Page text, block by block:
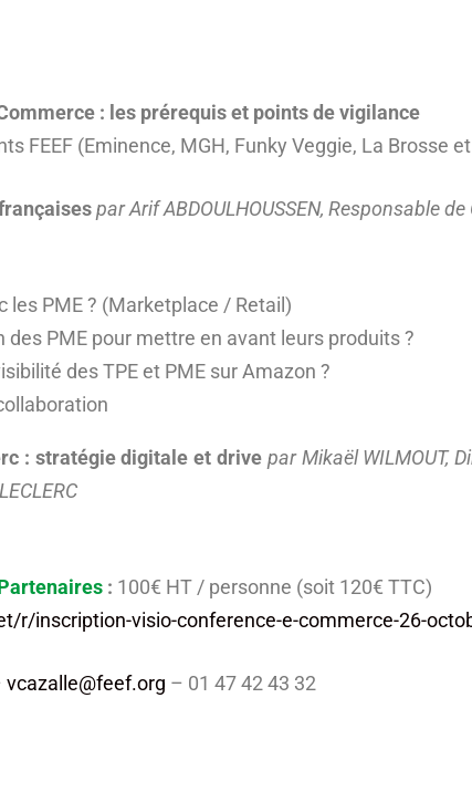
: les prérequis et points de vigilance
FEEF (Eminence, MGH, Funky Veggie, La Brosse
par Arif ABDOULHOUSSEN, Responsable
PME ? (Marketplace / Retail)
PME pour mettre en avant leurs produits ?
des TPE et PME sur Amazon ?
: stratégie digitale et drive par Mikaël WILMOUT,
: 100€ HT / personne (soit 120€ TTC)
r/inscription-visio-conference-e-commerce-26-
vcazalle@feef.org – 01 47 42 43 32